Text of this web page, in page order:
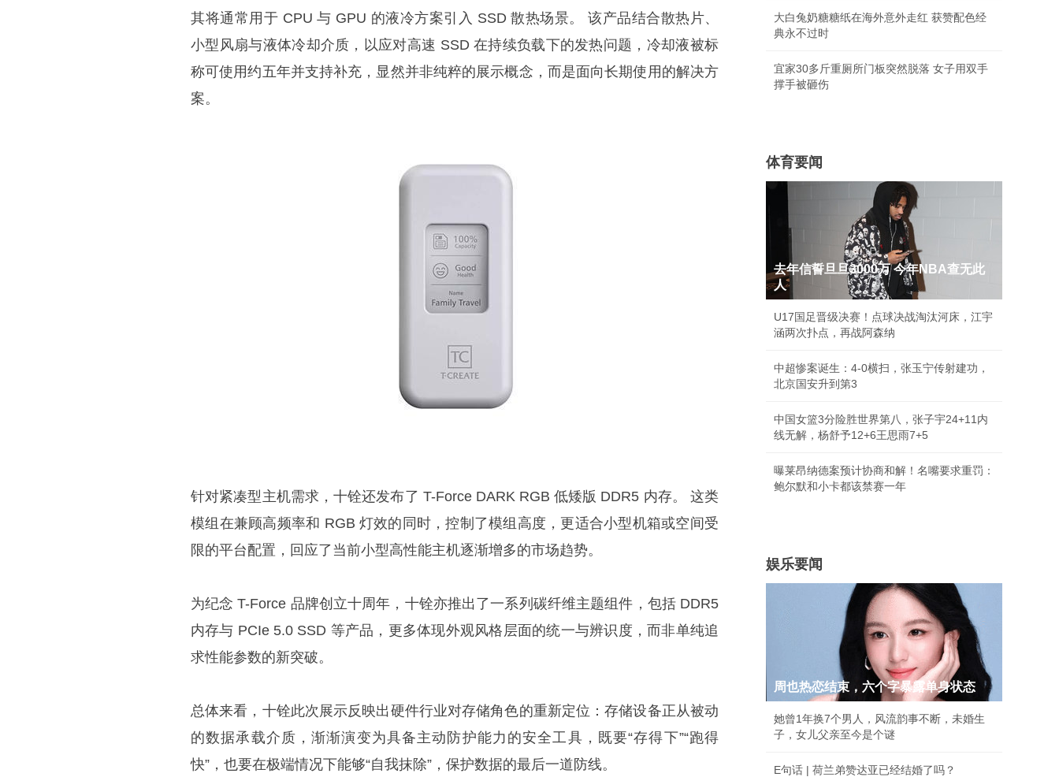
其将通常用于 CPU 与 GPU 的液冷方案引入 SSD 散热场景。 该产品结合散热片、
小型风扇与液体冷却介质，以应对高速 SSD 在持续负载下的发热问题，冷却液被标
称可使用约五年并支持补充，显然并非纯粹的展示概念，而是面向长期使用的解决方
案。
针对紧凑型主机需求，十铨还发布了 T-Force DARK RGB 低矮版 DDR5 内存。 这类
模组在兼顾高频率和 RGB 灯效的同时，控制了模组高度，更适合小型机箱或空间受
限的平台配置，回应了当前小型高性能主机逐渐增多的市场趋势。
为纪念 T-Force 品牌创立十周年，十铨亦推出了一系列碳纤维主题组件，包括 DDR5
内存与 PCIe 5.0 SSD 等产品，更多体现外观风格层面的统一与辨识度，而非单纯追
求性能参数的新突破。
总体来看，十铨此次展示反映出硬件行业对存储角色的重新定位：存储设备正从被动
的数据承载介质，渐渐演变为具备主动防护能力的安全工具，既要“存得下”“跑得
快”，也要在极端情况下能够“自我抹除”，保护数据的最后一道防线。
大白兔奶糖糖纸在海外意外走红 获赞配色经
典永不过时
宜家30多斤重厕所门板突然脱落 女子用双手
撑手被砸伤
体育要闻
去年信誓旦旦3000万 今年NBA查无此
人
U17国足晋级决赛！点球决战淘汰河床，江宇
涵两次扑点，再战阿森纳
中超惨案诞生：4-0横扫，张玉宁传射建功，
北京国安升到第3
中国女篮3分险胜世界第八，张子宇24+11内
线无解，杨舒予12+6王思雨7+5
曝莱昂纳德案预计协商和解！名嘴要求重罚：
鲍尔默和小卡都该禁赛一年
娱乐要闻
周也热恋结束，六个字暴露单身状态
她曾1年换7个男人，风流韵事不断，未婚生
子，女儿父亲至今是个谜
E句话 | 荷兰弟赞达亚已经结婚了吗？